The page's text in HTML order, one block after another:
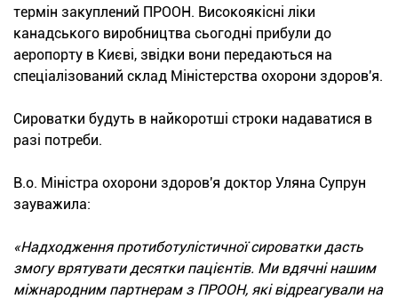
термін закуплений ПРООН. Високоякісні ліки
канадського виробництва сьогодні прибули до
аеропорту в Києві, звідки вони передаються на
спеціалізований склад Міністерства охорони здоров'я.
Сироватки будуть в найкоротші строки надаватися в
разі потреби.
В.о. Міністра охорони здоров'я доктор Уляна Супрун
зауважила:
«Надходження протиботулістичної сироватки дасть
змогу врятувати десятки пацієнтів. Ми вдячні нашим
міжнародним партнерам з ПРООН, які відреагували на